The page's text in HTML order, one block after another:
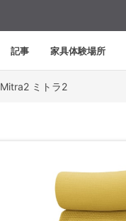
記事 家具体験場所
Mitra2 ミトラ2